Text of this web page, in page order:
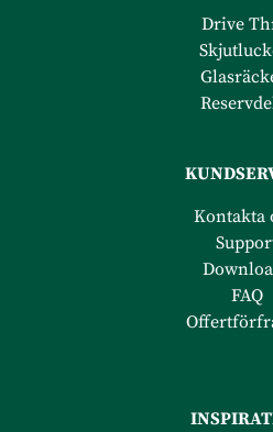
Drive
Kontakta
FAQ